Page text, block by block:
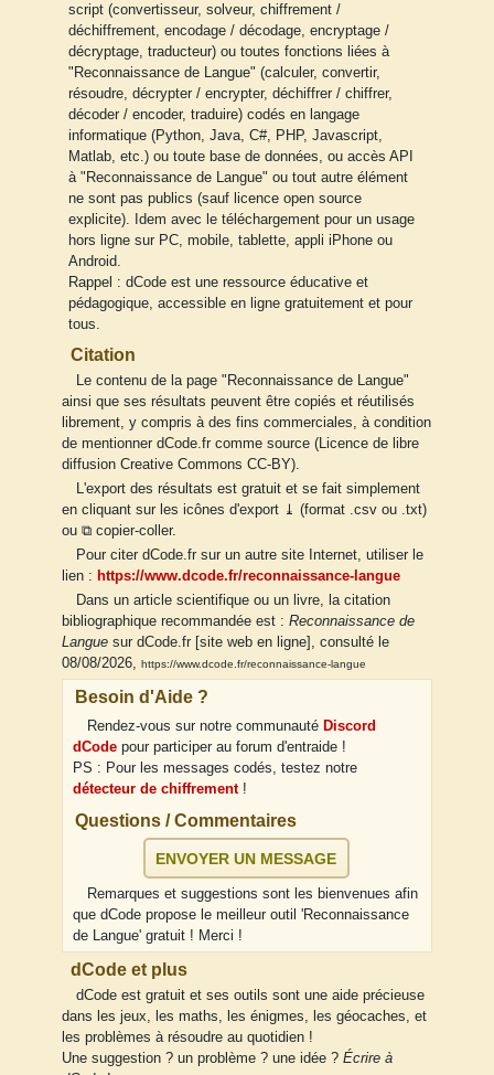
script (convertisseur, solveur, chiffrement /
déchiffrement, encodage / décodage, encryptage /
décryptage, traducteur) ou toutes fonctions liées à
"Reconnaissance de Langue" (calculer, convertir,
résoudre, décrypter / encrypter, déchiffrer / chiffrer,
décoder / encoder, traduire) codés en langage
informatique (Python, Java, C#, PHP, Javascript,
Matlab, etc.) ou toute base de données, ou accès API
à "Reconnaissance de Langue" ou tout autre élément
ne sont pas publics (sauf licence open source
explicite). Idem avec le téléchargement pour un usage
hors ligne sur PC, mobile, tablette, appli iPhone ou
Android.
Rappel : dCode est une ressource éducative et
pédagogique, accessible en ligne gratuitement et pour
tous.
Citation
Le contenu de la page "Reconnaissance de Langue"
ainsi que ses résultats peuvent être copiés et réutilisés
librement, y compris à des fins commerciales, à condition
de mentionner dCode.fr comme source (Licence de libre
diffusion Creative Commons CC-BY).
L'export des résultats est gratuit et se fait simplement
en cliquant sur les icônes d'export ⤓ (format .csv ou .txt)
ou ⧉ copier-coller.
Pour citer dCode.fr sur un autre site Internet, utiliser le
lien : https://www.dcode.fr/reconnaissance-langue
Dans un article scientifique ou un livre, la citation
bibliographique recommandée est : Reconnaissance de
Langue sur dCode.fr [site web en ligne], consulté le
08/08/2026, https://www.dcode.fr/reconnaissance-langue
Besoin d'Aide ?
Rendez-vous sur notre communauté Discord
dCode pour participer au forum d'entraide !
PS : Pour les messages codés, testez notre
détecteur de chiffrement!
Questions / Commentaires
ENVOYER UN MESSAGE
Remarques et suggestions sont les bienvenues afin
que dCode propose le meilleur outil 'Reconnaissance
de Langue' gratuit ! Merci !
dCode et plus
dCode est gratuit et ses outils sont une aide précieuse
dans les jeux, les maths, les énigmes, les géocaches, et
les problèmes à résoudre au quotidien !
Une suggestion ? un problème ? une idée ? Écrire à